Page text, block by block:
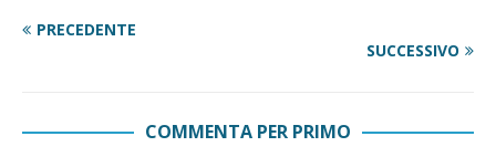
PRECEDENTE
SUCCESSIVO
COMMENTA PER PRIMO